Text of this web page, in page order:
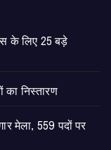
के लिए 25 बड़े
का निस्तारण
मेला, 559 पदों पर